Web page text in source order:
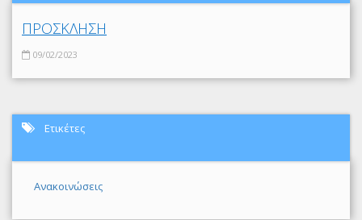
ΠΡΟΣΚΛΗΣΗ
09/02/2023
Ετικέτες
Ανακοινώσεις